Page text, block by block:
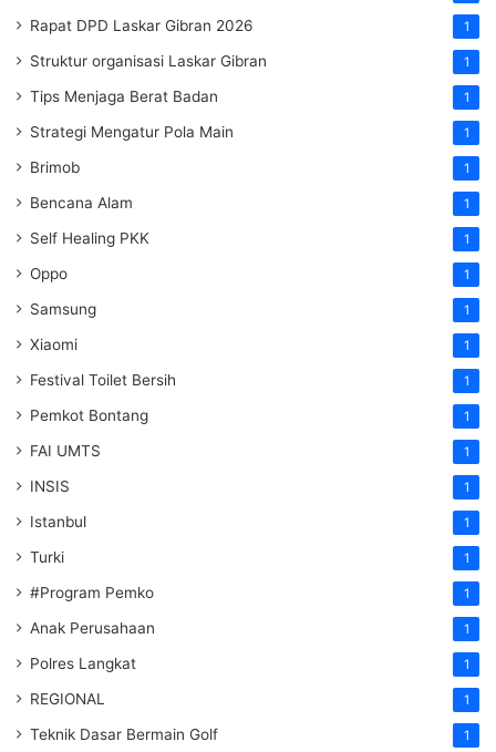
Rapat DPD Laskar Gibran 2026 1
Struktur organisasi Laskar Gibran 1
Tips Menjaga Berat Badan 1
Strategi Mengatur Pola Main 1
Brimob 1
Bencana Alam 1
Self Healing PKK 1
Oppo 1
Samsung 1
Xiaomi 1
Festival Toilet Bersih 1
Pemkot Bontang 1
FAI UMTS 1
INSIS 1
Istanbul 1
Turki 1
#Program Pemko 1
Anak Perusahaan 1
Polres Langkat 1
REGIONAL 1
Teknik Dasar Bermain Golf 1